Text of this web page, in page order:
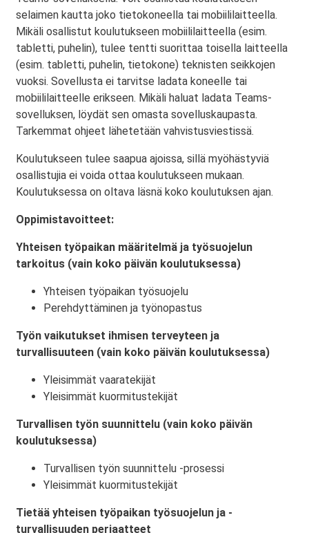
selaimen kautta joko tietokoneella tai mobiililaitteella.
Mikäli osallistut koulutukseen mobiililaitteella (esim.
tabletti, puhelin), tulee tentti suorittaa toisella laitteella
(esim. tabletti, puhelin, tietokone) teknisten seikkojen
vuoksi. Sovellusta ei tarvitse ladata koneelle tai
mobiililaitteelle erikseen. Mikäli haluat ladata Teams-
sovelluksen, löydät sen omasta sovelluskaupasta.
Tarkemmat ohjeet lähetetään vahvistusviestissä.
Koulutukseen tulee saapua ajoissa, sillä myöhästyviä
osallistujia ei voida ottaa koulutukseen mukaan.
Koulutuksessa on oltava läsnä koko koulutuksen ajan.
Oppimistavoitteet:
Yhteisen työpaikan määritelmä ja työsuojelun
tarkoitus (vain koko päivän koulutuksessa)
Yhteisen työpaikan työsuojelu
Perehdyttäminen ja työnopastus
Työn vaikutukset ihmisen terveyteen ja
turvallisuuteen (vain koko päivän koulutuksessa)
Yleisimmät vaaratekijät
Yleisimmät kuormitustekijät
Turvallisen työn suunnittelu (vain koko päivän
koulutuksessa)
Turvallisen työn suunnittelu -prosessi
Yleisimmät kuormitustekijät
Tietää yhteisen työpaikan työsuojelun ja -
turvallisuuden periaatteet